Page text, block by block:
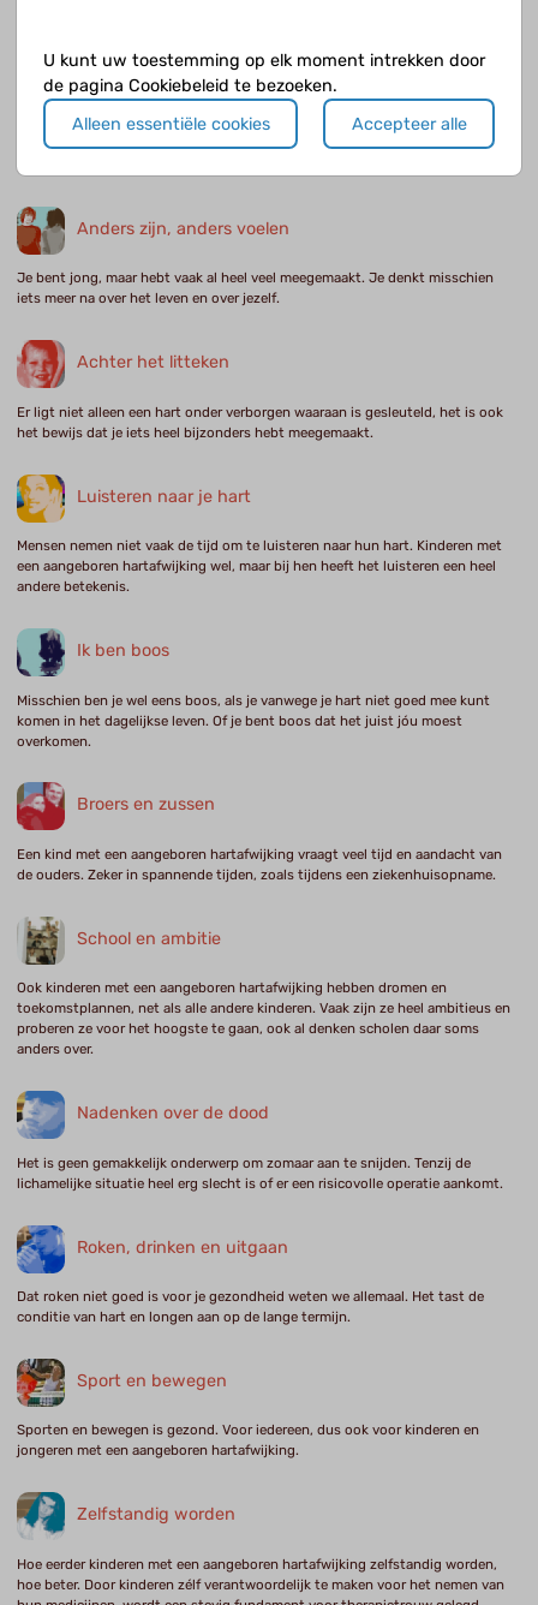
Opleving na de operatie
Na een ingreep of operatie is er vaak sprake van een enorme verbetering. Het
geopereerde kind knapt zienderogen op en heeft meer energie.
Anders zijn, anders voelen
Je bent jong, maar hebt vaak al heel veel meegemaakt. Je denkt misschien
iets meer na over het leven en over jezelf.
Achter het litteken
Er ligt niet alleen een hart onder verborgen waaraan is gesleuteld, het is ook
het bewijs dat je iets heel bijzonders hebt meegemaakt.
Luisteren naar je hart
Mensen nemen niet vaak de tijd om te luisteren naar hun hart. Kinderen met
een aangeboren hartafwijking wel, maar bij hen heeft het luisteren een heel
andere betekenis.
Ik ben boos
Misschien ben je wel eens boos, als je vanwege je hart niet goed mee kunt
komen in het dagelijkse leven. Of je bent boos dat het juist jóu moest
overkomen.
Broers en zussen
Een kind met een aangeboren hartafwijking vraagt veel tijd en aandacht van
de ouders. Zeker in spannende tijden, zoals tijdens een ziekenhuisopname.
School en ambitie
Ook kinderen met een aangeboren hartafwijking hebben dromen en
toekomstplannen, net als alle andere kinderen. Vaak zijn ze heel ambitieus en
proberen ze voor het hoogste te gaan, ook al denken scholen daar soms
anders over.
Nadenken over de dood
Het is geen gemakkelijk onderwerp om zomaar aan te snijden. Tenzij de
lichamelijke situatie heel erg slecht is of er een risicovolle operatie aankomt.
Roken, drinken en uitgaan
Dat roken niet goed is voor je gezondheid weten we allemaal. Het tast de
conditie van hart en longen aan op de lange termijn.
Sport en bewegen
Sporten en bewegen is gezond. Voor iedereen, dus ook voor kinderen en
jongeren met een aangeboren hartafwijking.
Zelfstandig worden
Hoe eerder kinderen met een aangeboren hartafwijking zelfstandig worden,
hoe beter. Door kinderen zélf verantwoordelijk te maken voor het nemen van
U kunt uw toestemming op elk moment intrekken door
de pagina Cookiebeleid te bezoeken.
Alleen essentiële cookies
Accepteer alle